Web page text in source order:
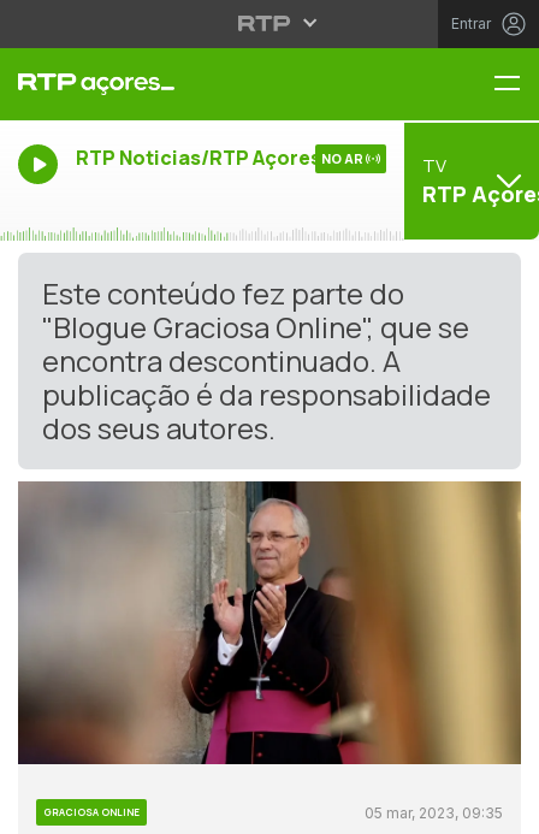
Entrar
RTP Noticias/RTP Açores NO AR TV
RTP
Este conteúdo fez parte do
"Blogue Graciosa Online", que se
encontra descontinuado. A
publicação é da responsabilidade
dos seus autores.
GRACIOSA ONLINE 05 mar, 2023, 09:35